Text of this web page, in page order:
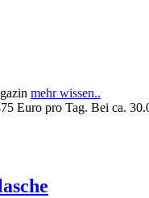
mehr wissen..
Euro pro Tag. Bei ca.